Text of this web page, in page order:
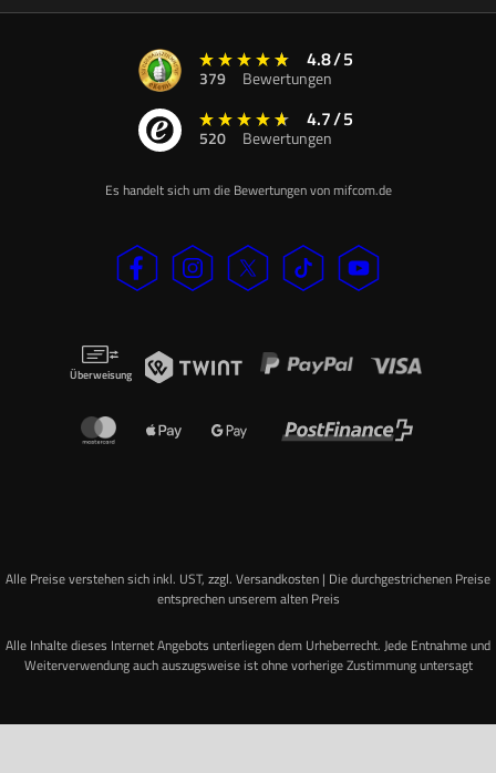
4.8/5
379 Bewertungen
4.7/5
520 Bewertungen
Es handelt sich um die Bewertungen von mifcom.de
Überweisung
Alle Preise verstehen sich inkl. UST, zzgl. Versandkosten | Die durchgestrichenen Preise
entsprechen unserem alten Preis
Alle Inhalte dieses Internet Angebots unterliegen dem Urheberrecht. Jede Entnahme und
Weiterverwendung auch auszugsweise ist ohne vorherige Zustimmung untersagt